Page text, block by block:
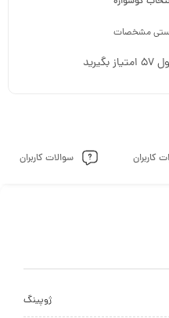
بگیرید
سوالات کاربران